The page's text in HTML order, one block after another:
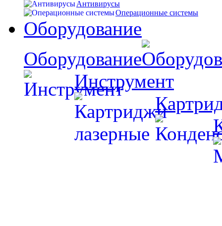
Антивирусы
Операционные системы
Оборудование
Оборудование
Инструмент